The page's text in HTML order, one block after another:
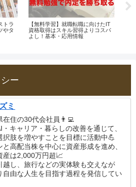
トラ
やタ
【無料学習】就職転職に向けたIT
資格取得はスキル習得よりコスパ
よし！基本・応用情報
ー
ミ
在住の30代会社員👨‍💻
・キャリア・暮らしの改善を通じて、
択肢を増やすことを目標に活動中💪
と高配当株を中心に資産形成を進め、
産は2,000万円超📈
越し、旅行などの実体験も交えなが
自由な人生を目指す過程を発信してい